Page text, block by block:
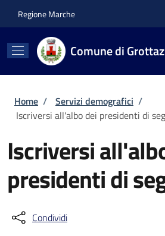
Regione Marche
Comune di
Briciole di pane
Home / Servizi demografici /
Iscriversi all'albo dei presidenti di
Iscriversi
presidenti di
Condividi